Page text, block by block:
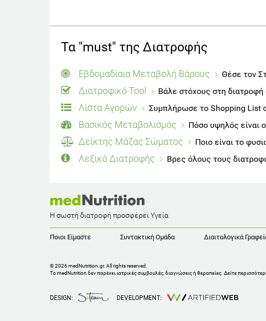
Τα "must" της Διατροφής
Εβδομαδίαια Μεταβολή Βάρους Θέσε τον
Διατροφικό Tool Βάλε στόχους στη
Λίστα Αγορών Συμπλήρωσε το Shopping List
Βασικός Μεταβολισμός Πόσο υψηλός είναι
Δείκτης Μάζας Σώματος Ποιο είναι το
Λεξικό Διατροφής Βρες όλους τους
Η σωστή διατροφή προσφέρει Υγεία
Ποιοι Είμαστε Συντακτική Ομάδα Διαιτολογικά
© 2026 medNutrition.gr. All rights reserved.
Το medNutrition δεν παρέχει ιατρικές συμβουλές, διαγνώσεις ή θεραπείες. Δείτε
DESIGN: DEVELOPMENT: